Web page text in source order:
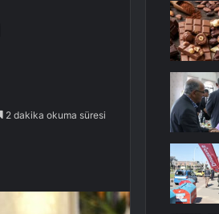
2 dakika okuma süresi